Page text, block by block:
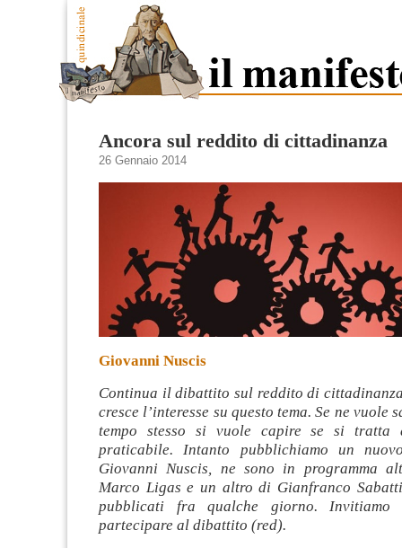
Ancora sul reddito di cittadinanza
26 Gennaio 2014
Giovanni Nuscis
Continua il dibattito sul reddito di
cresce l’interesse su questo tema. Se ne vuole
tempo stesso si vuole capire se si tratta
praticabile. Intanto pubblichiamo un
Giovanni Nuscis, ne sono in programma
Marco Ligas e un altro di Gianfranco
pubblicati fra qualche giorno.
partecipare al dibattito (red).